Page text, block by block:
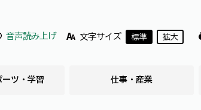
音声読み上げ 文字サイズ 標準 拡大
ツ・学習 仕事・産業